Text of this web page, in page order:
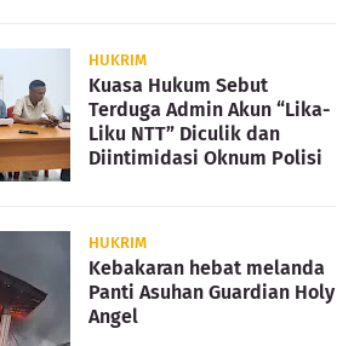
HUKRIM
Kuasa Hukum Sebut
Terduga Admin Akun “Lika-
Liku NTT” Diculik dan
Diintimidasi Oknum Polisi
HUKRIM
Kebakaran hebat melanda
Panti Asuhan Guardian Holy
Angel